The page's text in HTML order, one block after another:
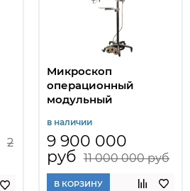
2
Микроскоп
операционный
модульный
МИКРОМ-ЛОР1
в наличии
9 900 000
руб 11 000 000 руб
В КОРЗИНУ